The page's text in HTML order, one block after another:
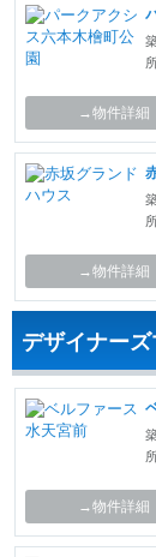
→物件詳細
→物件詳細
デザイナー
→物件詳細